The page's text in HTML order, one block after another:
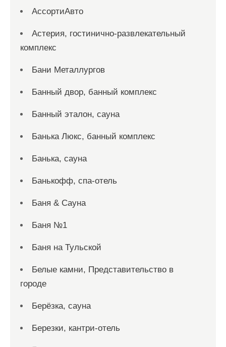
АссортиАвто
Астерия, гостинично-развлекательный
комплекс
Бани Металлургов
Банный двор, банный комплекс
Банный эталон, сауна
Банька Люкс, банный комплекс
Банька, сауна
Банькофф, спа-отель
Баня & Сауна
Баня №1
Баня на Тульской
Белые камни, Представительство в
городе
Берёзка, сауна
Березки, кантри-отель